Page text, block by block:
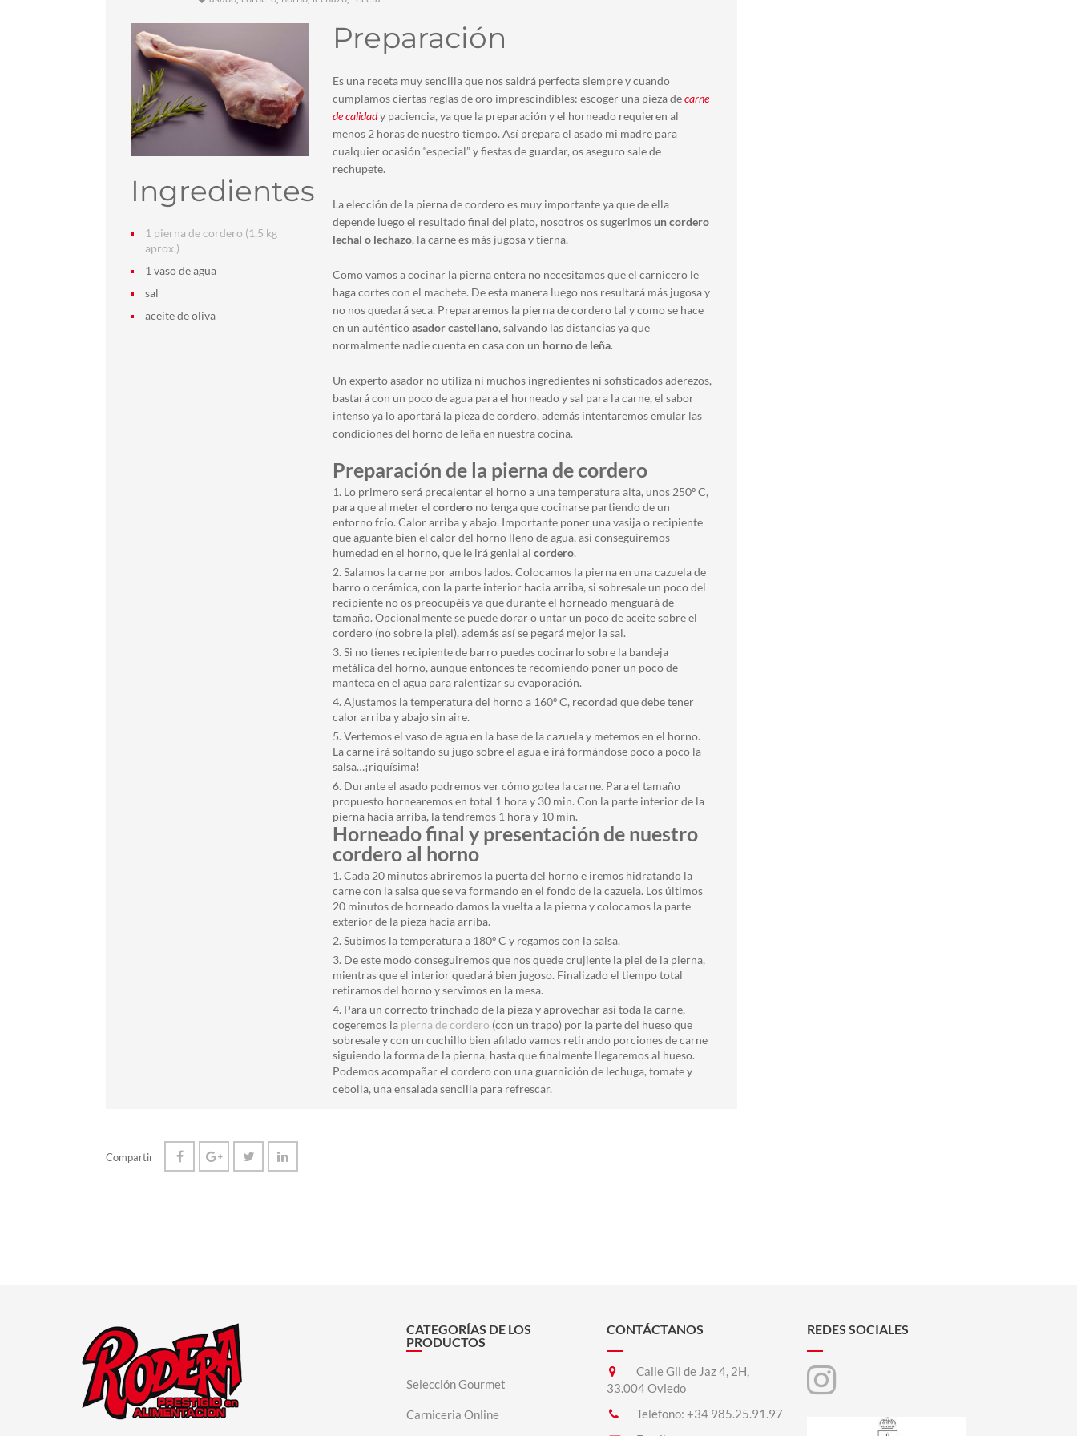
o
asado
Ingredientes
1 pierna de cordero (1,5 kg
aprox.)
1 vaso de agua
sal
aceite de oliva
Preparación
Es una receta muy sencilla que nos saldrá perfecta siempre y cuando
cumplamos ciertas reglas de oro imprescindibles: escoger una pieza decarne
de calidady paciencia, ya que la preparación y el horneado requieren al
menos 2 horas de nuestro tiempo. Así prepara el asado mi madre para
cualquier ocasión “especial” y fiestas de guardar, os aseguro sale de
rechupete.
La elección de la pierna de cordero es muy importante ya que de ella
depende luego el resultado final del plato, nosotros os sugerimosun cordero
lechal o lechazo, la carne es más jugosa y tierna.
Como vamos a cocinar la pierna entera no necesitamos que el carnicero le
haga cortes con el machete. De esta manera luego nos resultará más jugosa y
no nos quedará seca. Prepararemos la pierna de cordero tal y como se hace
en un auténticoasador castellano, salvando las distancias ya que
normalmente nadie cuenta en casa con un horno de leña.
Un experto asador no utiliza ni muchos ingredientes ni sofisticados aderezos,
bastará con un poco de agua para el horneado y sal para la carne, el sabor
intenso ya lo aportará la pieza de cordero, además intentaremos emular las
condiciones del horno de leña en nuestra cocina.
Preparación de la pierna de cordero
Lo primero será precalentar el horno a una temperatura alta, unos 250º C,
para que al meter el corderono tenga que cocinarse partiendo de un
entorno frío. Calor arriba y abajo. Importante poner una vasija o recipiente
que aguante bien el calor del horno lleno de agua, así conseguiremos
humedad en el horno, que le irá genial al cordero.
Salamos la carne por ambos lados. Colocamos la pierna en una cazuela de
barro o cerámica, con la parte interior hacia arriba, si sobresale un poco del
recipiente no os preocupéis ya que durante el horneado menguará de
tamaño. Opcionalmente se puede dorar o untar un poco de aceite sobre el
cordero (no sobre la piel), además así se pegará mejor la sal.
Si no tienes recipiente de barro puedes cocinarlo sobre la bandeja
metálica del horno, aunque entonces te recomiendo poner un poco de
manteca en el agua para ralentizar su evaporación.
Ajustamos la temperatura del horno a 160º C, recordad que debe tener
calor arriba y abajo sin aire.
Vertemos el vaso de agua en la base de la cazuela y metemos en el horno.
La carne irá soltando su jugo sobre el agua e irá formándose poco a poco la
salsa…¡riquísima!
Durante el asado podremos ver cómo gotea la carne. Para el tamaño
propuesto hornearemos en total 1 hora y 30 min. Con la parte interior de la
pierna hacia arriba, la tendremos 1 hora y 10 min.
Horneado final y presentación de nuestro
cordero al horno
Cada 20 minutos abriremos la puerta del horno e iremos hidratando la
carne con la salsa que se va formando en el fondo de la cazuela. Los últimos
20 minutos de horneado damos la vuelta a la pierna y colocamos la parte
exterior de la pieza hacia arriba.
Subimos la temperatura a 180º C y regamos con la salsa.
De este modo conseguiremos que nos quede crujiente la piel de la pierna,
mientras que el interior quedará bien jugoso. Finalizado el tiempo total
retiramos del horno y servimos en la mesa.
Para un correcto trinchado de la pieza y aprovechar así toda la carne,
cogeremos la pierna de cordero (con un trapo) por la parte del hueso que
sobresale y con un cuchillo bien afilado vamos retirando porciones de carne
siguiendo la forma de la pierna, hasta que finalmente llegaremos al hueso.
Podemos acompañar el cordero con una guarnición de lechuga, tomate y
cebolla, una ensalada sencilla para refrescar.
Compartir
CATEGORÍAS DE LOS
PRODUCTOS
Selección Gourmet
Carniceria Online
CONTÁCTANOS
Calle Gil de Jaz 4, 2H,
33.004 Oviedo
Teléfono: +34 985.25.91.97
REDES SOCIALES